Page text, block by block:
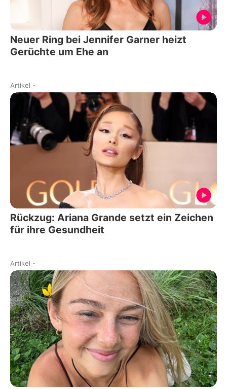
Neuer Ring bei Jennifer Garner heizt
Gerüchte um Ehe an
Artikel -
Rückzug: Ariana Grande setzt ein Zeichen
für ihre Gesundheit
Artikel -